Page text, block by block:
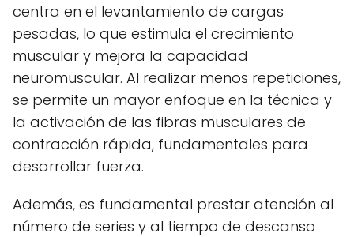
centra en el levantamiento de cargas
pesadas, lo que estimula el crecimiento
muscular y mejora la capacidad
neuromuscular. Al realizar menos repeticiones,
se permite un mayor enfoque en la técnica y
la activación de las fibras musculares de
contracción rápida, fundamentales para
desarrollar fuerza.
Además, es fundamental prestar atención al
número de series y al tiempo de descanso